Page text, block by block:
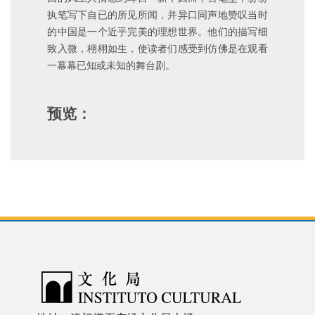
执笔写下自已的所见所闻，并异口同声地赞叹当时
的中国是一个近乎完美的理想世界。他们的描写细
致入微，栩栩如生，使读者们感受到仿佛是在观看
一幕幕已知或未知的舞台剧。
预览：